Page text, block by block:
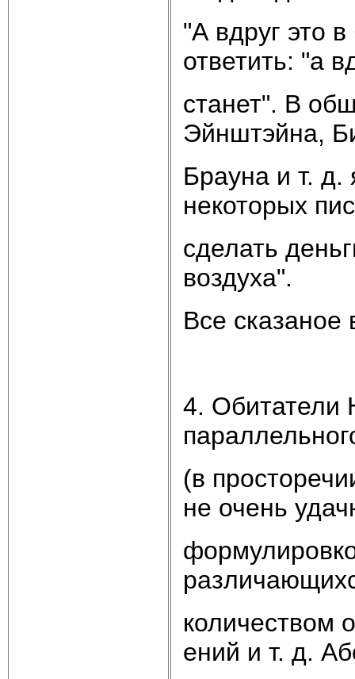
"А вдруг это
ответить: "а
станет". В
Эйнштэйна,
Брауна и т.
некоторых
сделать
воздуха".
Все сказаное
4. Обитатели
(в
не очень
количеством
ений и т. д.